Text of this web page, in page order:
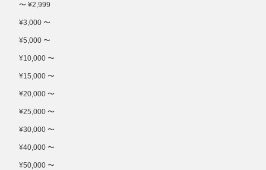
〜 ¥2,999
¥3,000 〜
¥5,000 〜
¥10,000 〜
¥15,000 〜
¥20,000 〜
¥25,000 〜
¥30,000 〜
¥40,000 〜
¥50,000 〜